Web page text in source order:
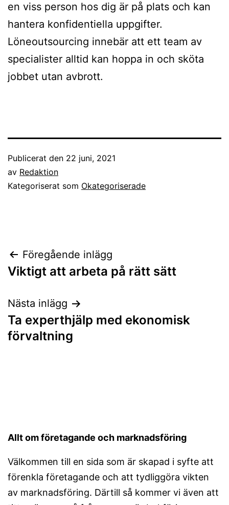
en viss person hos dig är på plats och kan
hantera konfidentiella uppgifter.
Löneoutsourcing innebär att ett team av
specialister alltid kan hoppa in och sköta
jobbet utan avbrott.
Publicerat den 22 juni, 2021
av Redaktion
Kategoriserat som Okategoriserade
Inläggsnavigering
Föregående inlägg
Viktigt att arbeta på rätt sätt
Nästa inlägg
Ta experthjälp med ekonomisk
förvaltning
Allt om företagande och marknadsföring
Välkommen till en sida som är skapad i syfte att
förenkla företagande och att tydliggöra vikten
av marknadsföring. Därtill så kommer vi även att